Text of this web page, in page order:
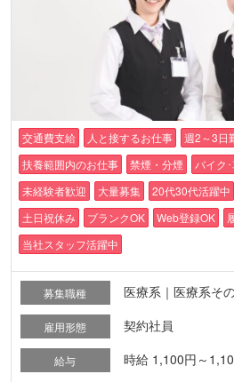
交通費支給 人と接するお仕事 週2～3日
扶養範囲内のお仕事
禁煙・分煙 バイク
未経験者歓迎
大量募集 20代30代活躍中
土日祝休み
ブランクOK Web登録OK
当社スタッフ活躍中
募集職種 医療系｜医療系そ
雇用形態 契約社員
給与 時給 1,100円～